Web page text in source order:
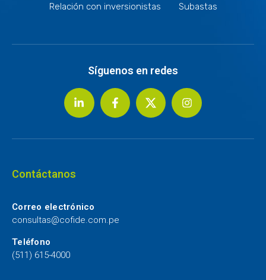
Relación con inversionistas
Subastas
Síguenos en redes
Contáctanos
Correo electrónico
consultas@cofide.com.pe
Teléfono
(511) 615-4000